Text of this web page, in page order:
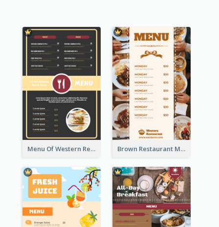
Menu Of Western Restaurant In Simple Layout Brown Restaurant Menu With Clear Information